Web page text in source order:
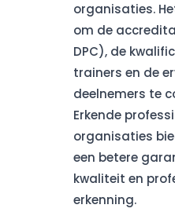
organisaties.
om de
DPC), de
trainers en de
deelnemers te
Erkende
organisaties
een betere
kwaliteit en
erkenning.